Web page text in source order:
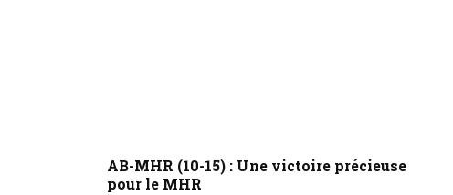
AB-MHR (10-15) : Une victoire précieuse
pour le MHR